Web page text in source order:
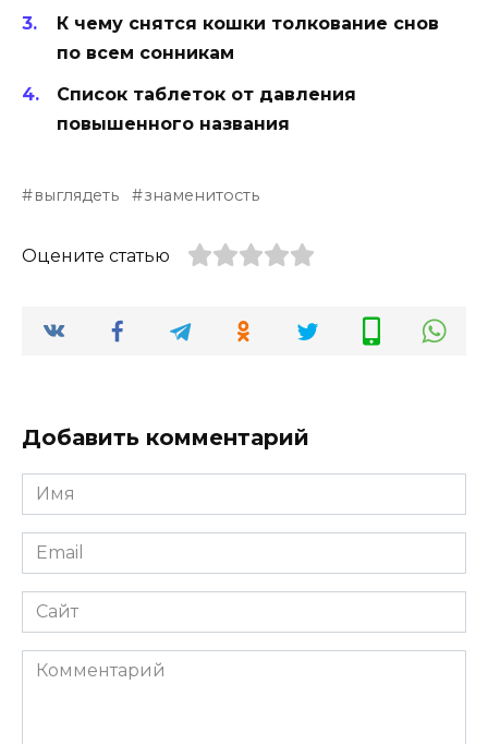
К чему снятся кошки толкование снов
по всем сонникам
Список таблеток от давления
повышенного названия
выглядеть знаменитость
Оцените статью
Добавить комментарий
Имя
*
Email
*
Сайт
Комментарий